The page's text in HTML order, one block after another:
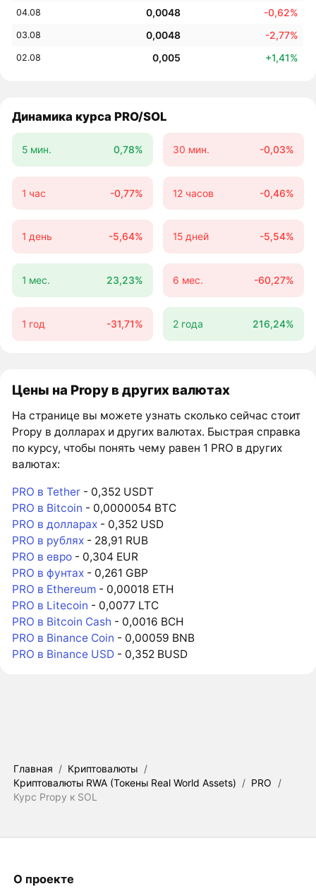
04.08 0,0048 -0,62%
03.08 0,0048 -2,77%
02.08 0,005 +1,41%
Динамика курса PRO/SOL
5 мин. 0,78% 30 мин. -0,03%
1 час -0,77% 12 часов -0,46%
1 день -5,64% 15 дней -5,54%
1 мес. 23,23% 6 мес. -60,27%
1 год -31,71% 2 года 216,24%
Цены на Propy в других валютах
На странице вы можете узнать сколько сейчас стоит
Propy в долларах и других валютах. Быстрая справка
по курсу, чтобы понять чему равен 1 PRO в других
валютах:
PRO в Tether - 0,352 USDT
PRO в Bitcoin - 0,0000054 BTC
PRO в долларах - 0,352 USD
PRO в рублях - 28,91 RUB
PRO в евро - 0,304 EUR
PRO в фунтах - 0,261 GBP
PRO в Ethereum - 0,00018 ETH
PRO в Litecoin - 0,0077 LTC
PRO в Bitcoin Cash - 0,0016 BCH
PRO в Binance Coin - 0,00059 BNB
PRO в Binance USD - 0,352 BUSD
Главная / Криптовалюты /
Криптовалюты RWA (Токены Real World Assets) / PRO
/
Курс Propy к SOL
О проекте